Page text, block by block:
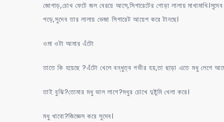
জোগাড়,চোখ ফেটে জল বেরয়ে আসে,সিগারেটের গোড়া লালায়
পড়ে,সুদেব তার লালায় ভেজা সিগারেট আয়েশ করে টানছে।
ওমা ওটা আমার এঁটো
তাতে কি হয়েছে ?এঁটো খেলে বন্ধুত্ব গভীর হয়,তা ছাড়া এতে মধু লেগে
তাই বুঝি?তোমার মধু ভাল লাগে?মধুর চোখে দুষ্টুমি খেলা করে।
মধু খাবো?জিজ্ঞেস করে সুদেব।